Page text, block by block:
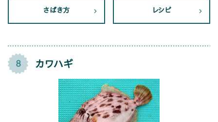
さばき方 レシピ
8 カワハギ